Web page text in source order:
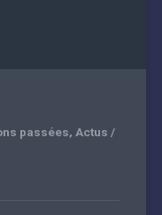
passées, Actus /